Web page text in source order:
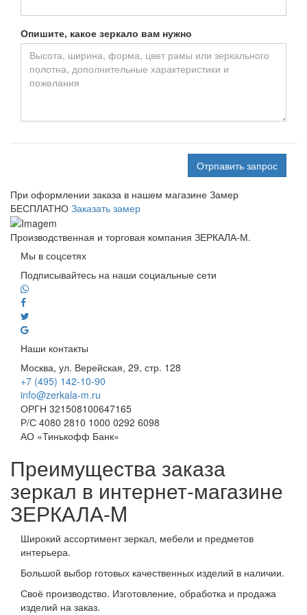
Опишите, какое зеркало вам нужно
Отрпавить запрос
При оформлении заказа в нашем магазине Замер
БЕСПЛАТНО Заказать замер
Производственная и торговая компания ЗЕРКАЛА-М.
Мы в соцсетях
Подписывайтесь на наши социальные сети
Наши контакты
Москва, ул. Верейская, 29, стр. 128
+7 (495) 142-10-90
info@zerkala-m.ru
ОРГН 321508100647165
Р/С 4080 2810 1000 0292 6098
АО «Тинькофф Банк»
Преимущества заказа
зеркал в интернет-магазине
ЗЕРКАЛА-M
Широкий ассортимент зеркал, мебели и предметов
интерьера.
Большой выбор готовых качественных изделий в наличии.
Своё производство. Изготовление, обработка и продажа
изделий на заказ.